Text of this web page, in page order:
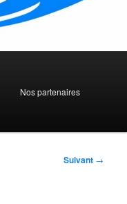
Nos partenaires
Suivant →